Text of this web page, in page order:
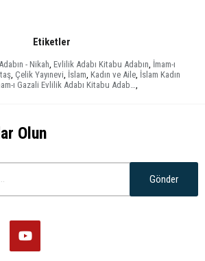
Etiketler
- Nikah Evlilik Adabı Kitabu Adabın İmam-ı
Çelik Yayınevi İslam Kadın ve Aile İslam Kadın
ı Gazali Evlilik Adabı Kitabu Adab…
Olun
Gönder